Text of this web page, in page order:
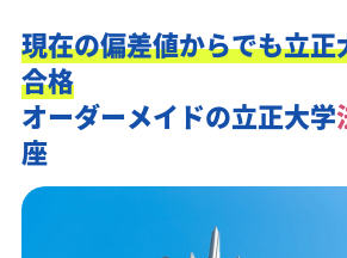
現在の偏差値からでも立正
合格
オーダーメイドの立正大学
座